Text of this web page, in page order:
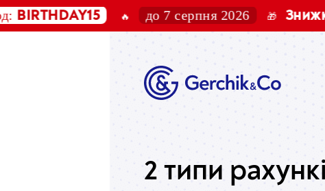
🔥 до 7 серпня 2026 🎁 Знижка
2 типи